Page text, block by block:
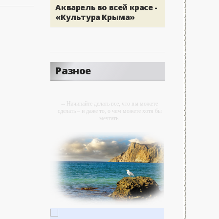
Акварель во всей красе -
«Культура Крыма»
Разное
-- Начинайте делать все, что вы можете
сделать – и даже то, о чем можете хотя бы
мечтать.
всего. И мыслями можно управлять. И
поэтому главное дело совершенствования:
работать над мыслями.
-- Идите уверенно по направлению к мечте.
Живите той жизнью, которую вы сами себе
придумали.
-- Самое большое богатство — это ум.